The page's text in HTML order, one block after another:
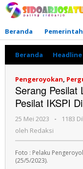
Lewati
ke
Beranda
Beranda Headline
Pengeroyokan,
Serang Pesilat
Pesilat IKSPI
25 Mei 2023
oleh
-
1183
oleh Redaksi
Foto : Pelaku
(25/5/2023).